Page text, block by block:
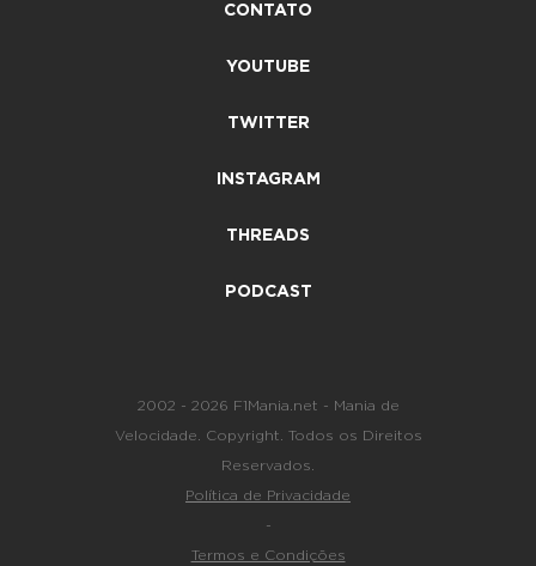
CONTATO
YOUTUBE
TWITTER
INSTAGRAM
THREADS
PODCAST
2002 - 2026 F1Mania.net - Mania de
Velocidade. Copyright. Todos os Direitos
Reservados.
Política de Privacidade
-
Termos e Condições